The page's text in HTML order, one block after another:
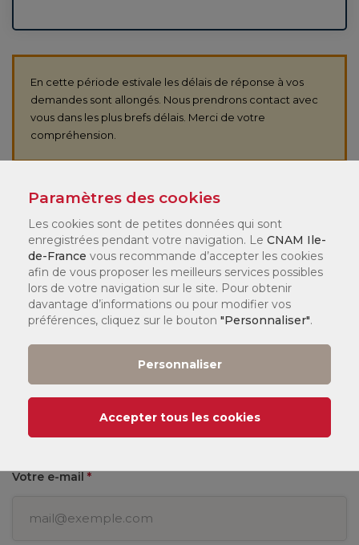
En cette période estivale les délais de réponse à vos
demandes sont allongés. Nous prendrons contact avec
vous dans les plus brefs délais. Merci de votre
compréhension.
Votre nom *
Votre prénom
Votre e-mail *
Paramètres des cookies
Les cookies sont de petites données qui sont
enregistrées pendant votre navigation. Le CNAM Ile-
de-France vous recommande d’accepter les cookies
afin de vous proposer les meilleurs services possibles
lors de votre navigation sur le site. Pour obtenir
davantage d’informations ou pour modifier vos
préférences, cliquez sur le bouton "Personnaliser".
Personnaliser
Accepter tous les cookies